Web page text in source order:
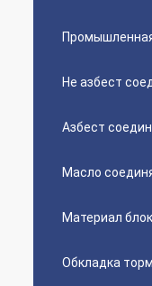
Не азбест
Азбест
Масло
Материал
Обкладка